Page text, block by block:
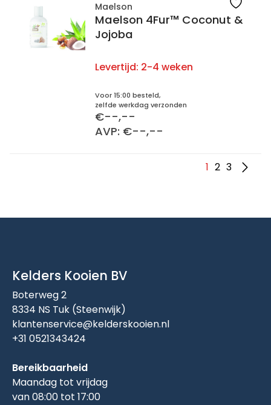
Maelson
Maelson 4Fur™ Coconut &
Jojoba
Levertijd: 2-4 weken
Voor 15:00 besteld,
zelfde werkdag verzonden
€--,--
AVP: €--,--
1 2 3
Kelders Kooien BV
Boterweg 2
8334 NS Tuk (Steenwijk)
klantenservice@kelderskooien.nl
+31 0521343424
Bereikbaarheid
Maandag tot vrijdag
van 08:00 tot 17:00